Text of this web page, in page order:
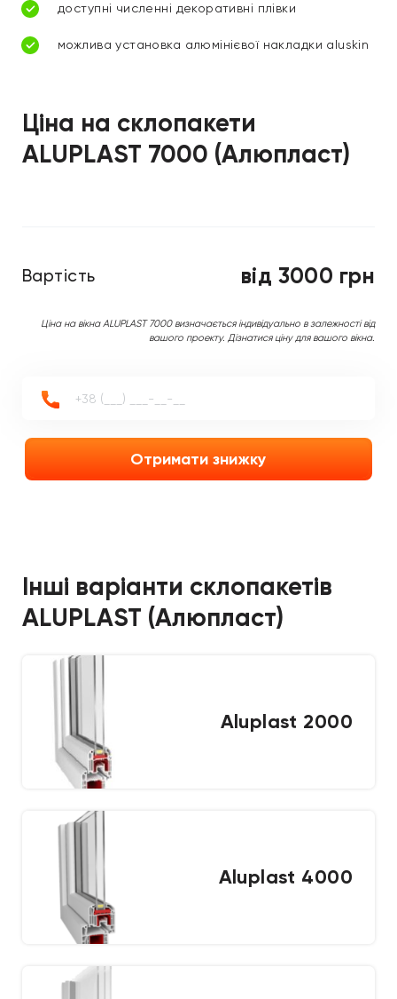
доступні численні декоративні плівки
можлива установка алюмінієвої накладки aluskin
Ціна на склопакети
ALUPLAST 7000 (Алюпласт)
Вартість від 3000 грн
Ціна на вікна ALUPLAST 7000 визначається індивідуально в залежності від
вашого проекту. Дізнатися ціну для вашого вікна.
Отримати знижку
Інші варіанти склопакетів
ALUPLAST (Алюпласт)
Aluplast 2000
Aluplast 4000